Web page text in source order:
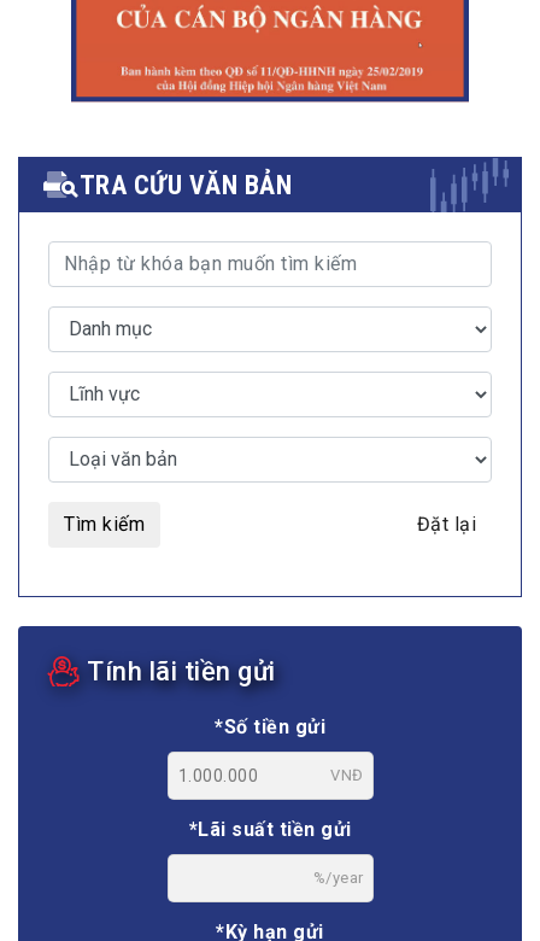
TRA CỨU VĂN BẢN
Tìm kiếm Đặt lại
Tính lãi tiền gửi
*Số tiền gửi
VNĐ
*Lãi suất tiền gửi
%/year
*Kỳ hạn gửi